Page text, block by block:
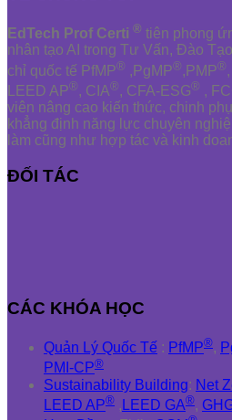
EdTech Prof Certi ® tiên phong
nhân tạo AI trong Tư Vấn, Đào
chỉ quốc tế PfMP® ,PgMP®,PMP®
LEED AP®, CIA®, CFA-ESG® ,
viên nâng cao kiến thức, chinh
khẳng định năng lực chuyên
làm cũng như hợp tác và kinh
ĐỐI TÁC
CÁC KHÓA HỌC
Quản Lý Quốc Tế : PfMP®,
PMI-CP®
Sustainability Building: Net
LEED AP® , LEED GA®,